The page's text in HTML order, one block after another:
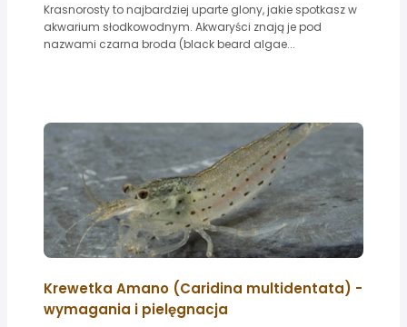
Krasnorosty to najbardziej uparte glony, jakie spotkasz w
akwarium słodkowodnym. Akwaryści znają je pod
nazwami czarna broda (black beard algae...
Krewetka Amano (Caridina multidentata) -
wymagania i pielęgnacja